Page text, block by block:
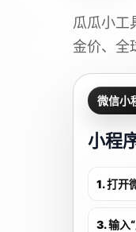
瓜瓜小工
金价、全
微信小
小程
1. 打开
3. 输入